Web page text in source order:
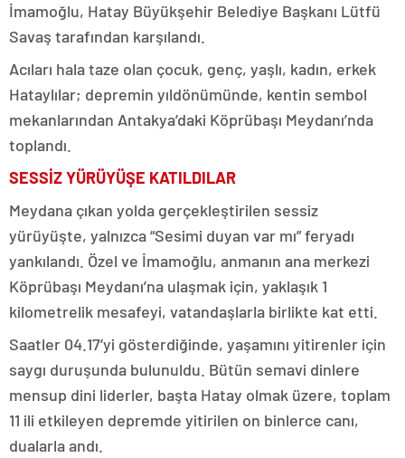
İmamoğlu, Hatay Büyükşehir Belediye Başkanı Lütfü
Savaş tarafından karşılandı.
Acıları hala taze olan çocuk, genç, yaşlı, kadın, erkek
Hataylılar; depremin yıldönümünde, kentin sembol
mekanlarından Antakya’daki Köprübaşı Meydanı’nda
toplandı.
SESSİZ YÜRÜYÜŞE KATILDILAR
Meydana çıkan yolda gerçekleştirilen sessiz
yürüyüşte, yalnızca “Sesimi duyan var mı” feryadı
yankılandı. Özel ve İmamoğlu, anmanın ana merkezi
Köprübaşı Meydanı’na ulaşmak için, yaklaşık 1
kilometrelik mesafeyi, vatandaşlarla birlikte kat etti.
Saatler 04.17’yi gösterdiğinde, yaşamını yitirenler için
saygı duruşunda bulunuldu. Bütün semavi dinlere
mensup dini liderler, başta Hatay olmak üzere, toplam
11 ili etkileyen depremde yitirilen on binlerce canı,
dualarla andı.